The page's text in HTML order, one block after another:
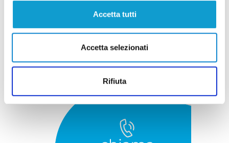
Accetta tutti
Accetta selezionati
Rifiuta